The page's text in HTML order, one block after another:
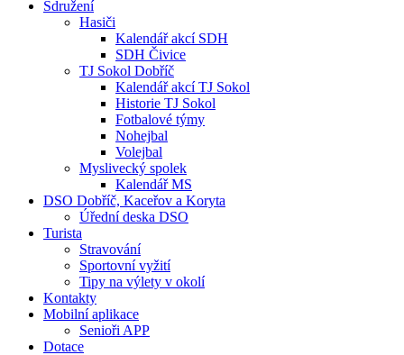
Sdružení
Hasiči
Kalendář akcí SDH
SDH Čivice
TJ Sokol Dobříč
Kalendář akcí TJ Sokol
Historie TJ Sokol
Fotbalové týmy
Nohejbal
Volejbal
Myslivecký spolek
Kalendář MS
DSO Dobříč, Kaceřov a Koryta
Úřední deska DSO
Turista
Stravování
Sportovní vyžití
Tipy na výlety v okolí
Kontakty
Mobilní aplikace
Senioři APP
Dotace